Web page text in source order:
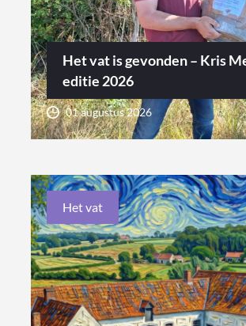
Het vat is gevonden – Kris
editie 2026
01 augustus 2026
Het vat